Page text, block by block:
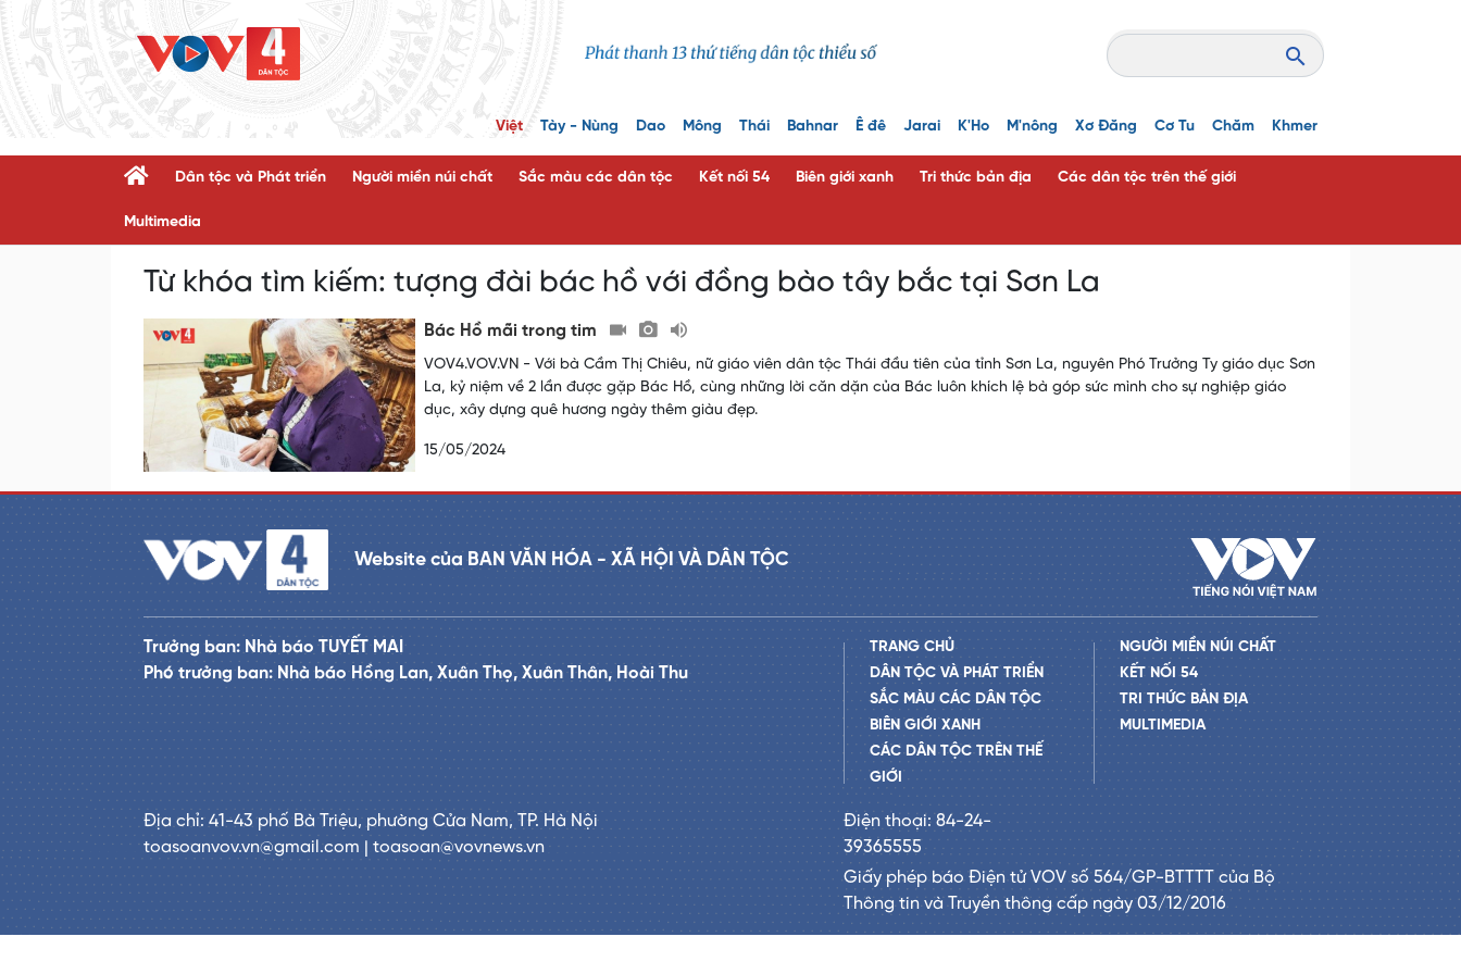
Việt Tày - Nùng Dao Mông Thái Bahnar Ê đê Jarai K'Ho M'nông Xơ Đăng Cơ Tu Chăm Khmer
Dân tộc và Phát triển Người miền núi chất Sắc màu các dân tộc Kết nối 54 Biên giới xanh Tri thức bản địa Các dân tộc trên thế giới
Multimedia
Từ khóa tìm kiếm: tượng đài bác hồ với đồng bào tây bắc tại Sơn La
Bác Hồ mãi trong tim
VOV4.VOV.VN - Với bà Cầm Thị Chiêu, nữ giáo viên dân tộc Thái đầu tiên của tỉnh Sơn La, nguyên Phó Trưởng Ty giáo dục Sơn
La, kỷ niệm về 2 lần được gặp Bác Hồ, cùng những lời căn dặn của Bác luôn khích lệ bà góp sức mình cho sự nghiệp giáo
dục, xây dựng quê hương ngày thêm giàu đẹp.
15/05/2024
Website của BAN VĂN HÓA - XÃ HỘI VÀ DÂN TỘC
Trưởng ban: Nhà báo TUYẾT MAI
Phó trưởng ban: Nhà báo Hồng Lan, Xuân Thọ, Xuân Thân, Hoài Thu
TRANG CHỦ
DÂN TỘC VÀ PHÁT TRIỂN
SẮC MÀU CÁC DÂN TỘC
BIÊN GIỚI XANH
CÁC DÂN TỘC TRÊN THẾ
GIỚI
NGƯỜI MIỀN NÚI CHẤT
KẾT NỐI 54
TRI THỨC BẢN ĐỊA
MULTIMEDIA
Địa chỉ: 41-43 phố Bà Triệu, phường Cửa Nam, TP. Hà Nội
toasoanvov.vn@gmail.com | toasoan@vovnews.vn
Điện thoại: 84-24-
39365555
Giấy phép báo Điện tử VOV số 564/GP-BTTTT của Bộ
Thông tin và Truyền thông cấp ngày 03/12/2016